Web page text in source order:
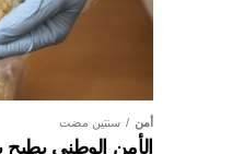
أمن سنتين مضت
الأمن الوطني يطيح